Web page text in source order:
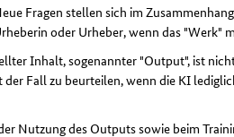
Fragen stellen sich im
oder Urheber, wenn das "Werk"
Inhalt, sogenannter "Output", ist
Fall zu beurteilen, wenn die KI
Nutzung des Outputs sowie beim